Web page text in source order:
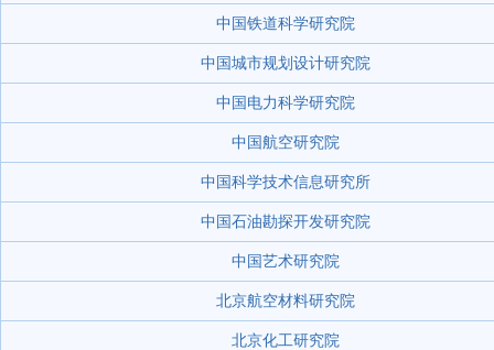
中国铁道科学研究院
中国城市规划设计研究院
中国电力科学研究院
中国航空研究院
中国科学技术信息研究所
中国石油勘探开发研究院
中国艺术研究院
北京航空材料研究院
北京化工研究院